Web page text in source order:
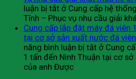
luận bị tắt ở Cung cấp hệ
Tĩnh – Phục vụ nhu cầu giải
Cung cấp lắp đặt máy đá viên
tại cơ sở sản xuất nước đá
năng bình luận bị tắt ở Cung
1 tấn đến Ninh Thuận tại cơ
của anh Được